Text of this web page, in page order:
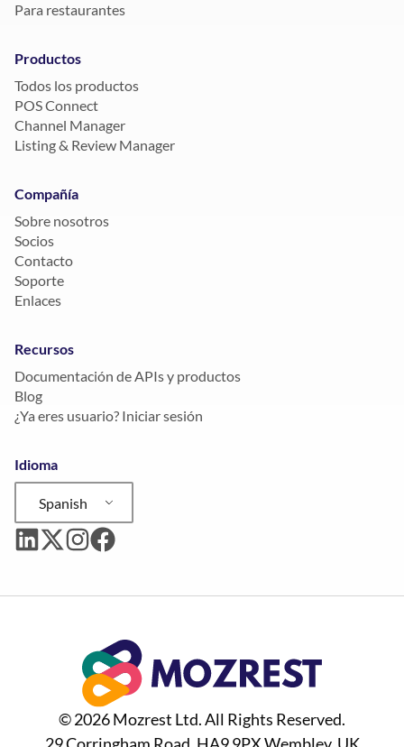
Para restaurantes
Productos
Todos los productos
POS Connect
Channel Manager
Listing & Review Manager
Compañía
Sobre nosotros
Socios
Contacto
Soporte
Enlaces
Recursos
Documentación de APIs y productos
Blog
¿Ya eres usuario? Iniciar sesión
Idioma
Spanish
© 2026 Mozrest Ltd. All Rights Reserved.